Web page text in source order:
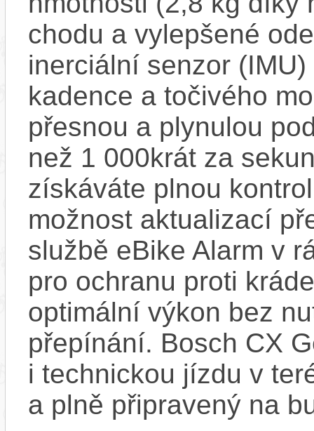
chodu a vylepšené
inerciální senzor
kadence a točivého
přesnou a plynulou
než 1 000krát za
získáváte plnou
možnost aktualizací
službě eBike Alarm v
pro ochranu proti
optimální výkon bez
přepínání. Bosch CX
i technickou jízdu v
a plně připravený na